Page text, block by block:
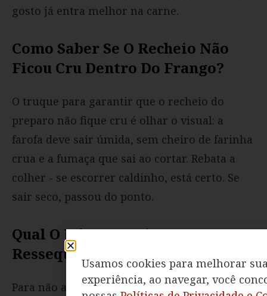
gosto já entra melhor na carne.
Como Saber Se O Recheio Não
Ficou Cru Dentro Do Frango?
O truque para garantir que o recheio do
preparo não fique cru é olhar o visual: a
farofa deve sair úmida, sem cheiro de farinha
crua e a fumaça que sai ao cortar. Rebata a
colher - se escorrer caldinho, está certo. Se
sair seco, passou do ponto.
Qual O Jeito De Evitar Que
Resseque E Fique Sola?
Para não acabar com ele seco e 'sola' por
Usamos cookies para melhorar
experiência, ao navegar, você